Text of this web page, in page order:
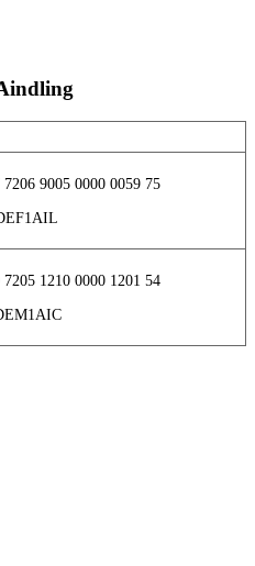
9005 0000 0059 75
1210 0000 1201 54